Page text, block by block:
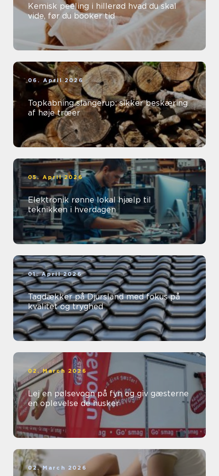
Kemisk peeling i hillerød hvad du skal
vide, før du booker tid
06. April 2026
Topkabning slangerup: sikker beskæring
af høje træer
05. April 2026
Elektronik rønne lokal hjælp til
teknikken i hverdagen
01. April 2026
Tagdækker på Djursland med fokus på
kvalitet og tryghed
02. March 2026
Lej en pølsevogn på fyn og giv gæsterne
en oplevelse de husker
02. March 2026